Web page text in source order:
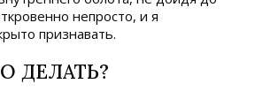
непросто, и я
признавать.
ДЕЛАТЬ?